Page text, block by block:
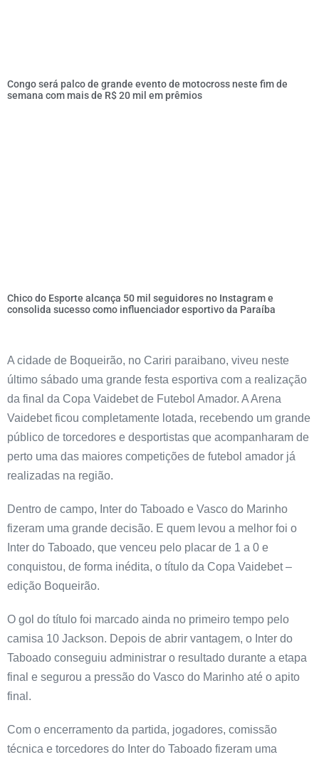
Congo será palco de grande evento de motocross neste fim de
semana com mais de R$ 20 mil em prêmios
Chico do Esporte alcança 50 mil seguidores no Instagram e
consolida sucesso como influenciador esportivo da Paraíba
A cidade de Boqueirão, no Cariri paraibano, viveu neste
último sábado uma grande festa esportiva com a realização
da final da Copa Vaidebet de Futebol Amador. A Arena
Vaidebet ficou completamente lotada, recebendo um grande
público de torcedores e desportistas que acompanharam de
perto uma das maiores competições de futebol amador já
realizadas na região.
Dentro de campo, Inter do Taboado e Vasco do Marinho
fizeram uma grande decisão. E quem levou a melhor foi o
Inter do Taboado, que venceu pelo placar de 1 a 0 e
conquistou, de forma inédita, o título da Copa Vaidebet –
edição Boqueirão.
O gol do título foi marcado ainda no primeiro tempo pelo
camisa 10 Jackson. Depois de abrir vantagem, o Inter do
Taboado conseguiu administrar o resultado durante a etapa
final e segurou a pressão do Vasco do Marinho até o apito
final.
Com o encerramento da partida, jogadores, comissão
técnica e torcedores do Inter do Taboado fizeram uma